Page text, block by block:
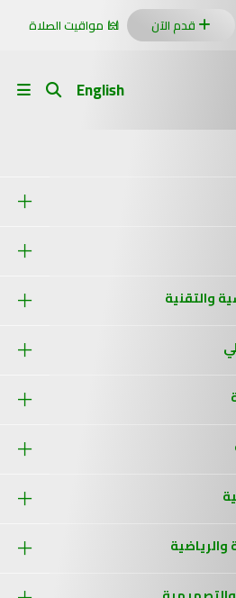
قدم الآن مواقيت الصلاة
English